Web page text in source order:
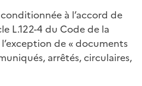
à l’accord de
L.122-4 du Code de la
de « documents
arrêtés, circulaires,